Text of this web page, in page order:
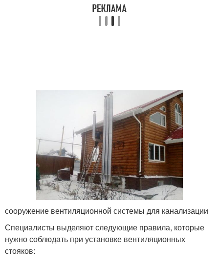
сооружение вентиляционной системы для канализации
Специалисты выделяют следующие правила, которые
нужно соблюдать при установке вентиляционных
стояков: